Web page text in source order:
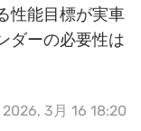
性能目標が実車
ダーの必要性は
2026, 3月 16 18:20